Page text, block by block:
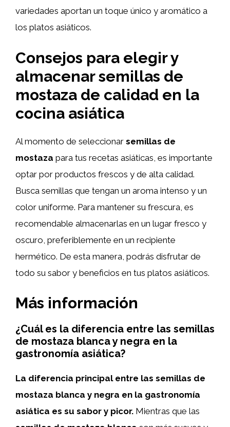
variedades aportan un toque único y aromático a
los platos asiáticos.
Consejos para elegir y
almacenar semillas de
mostaza de calidad en la
cocina asiática
Al momento de seleccionar semillas de
mostaza para tus recetas asiáticas, es importante
optar por productos frescos y de alta calidad.
Busca semillas que tengan un aroma intenso y un
color uniforme. Para mantener su frescura, es
recomendable almacenarlas en un lugar fresco y
oscuro, preferiblemente en un recipiente
hermético. De esta manera, podrás disfrutar de
todo su sabor y beneficios en tus platos asiáticos.
Más información
¿Cuál es la diferencia entre las semillas
de mostaza blanca y negra en la
gastronomía asiática?
La diferencia principal entre las semillas de
mostaza blanca y negra en la gastronomía
asiática es su sabor y picor. Mientras que las